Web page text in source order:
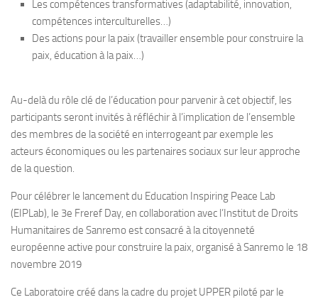
Les compétences transformatives (adaptabilité, innovation,
compétences interculturelles…)
Des actions pour la paix (travailler ensemble pour construire la
paix, éducation à la paix…)
Au-delà du rôle clé de l’éducation pour parvenir à cet objectif, les
participants seront invités à réfléchir à l’implication de l’ensemble
des membres de la société en interrogeant par exemple les
acteurs économiques ou les partenaires sociaux sur leur approche
de la question.
Pour célébrer le lancement du Education Inspiring Peace Lab
(EIPLab), le 3e Freref Day, en collaboration avec l’Institut de Droits
Humanitaires de Sanremo est consacré à la citoyenneté
européenne active pour construire la paix, organisé à Sanremo le 18
novembre 2019
Ce Laboratoire créé dans la cadre du projet UPPER piloté par le